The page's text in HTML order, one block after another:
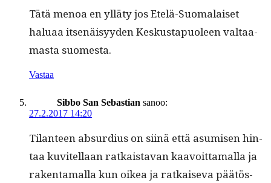
Tätä menoa en yllä­ty jos Etelä-Suo­ma­laiset
halu­aa itsenäisyy­den Keskustapuoleen val­taa­
mas­ta suomesta.
Vastaa
Sibbo San Sebastian sanoo:
27.2.2017 14:20
Tilanteen absur­dius on siinä että asumisen hin­
taa kuvitel­laan ratkaista­van kaavoit­ta­mal­la ja
rak­en­ta­mal­la kun oikea ja ratkai­se­va päätös­